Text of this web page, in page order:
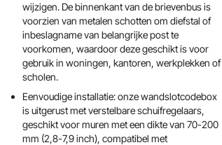
wijzigen. De binnenkant van de brievenbus is
voorzien van metalen schotten om diefstal of
inbeslagname van belangrijke post te
voorkomen, waardoor deze geschikt is voor
gebruik in woningen, kantoren, werkplekken of
scholen.
Eenvoudige installatie: onze wandslotcodebox
is uitgerust met verstelbare schuifregelaars,
geschikt voor muren met een dikte van 70-200
mm (2,8-7,9 inch), compatibel met